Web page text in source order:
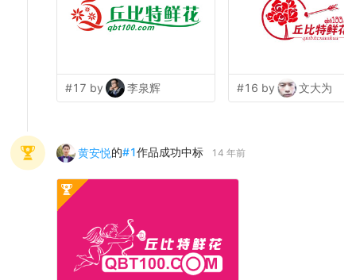
#17 by 李泉辉 #16 by 文大为
黄安悦的#1作品成功中标 14 年前